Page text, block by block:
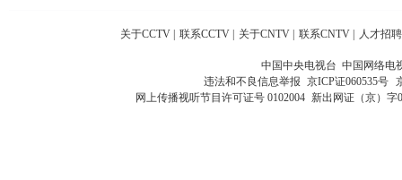
关于CCTV 联系CCTV 关于CNTV 联系CNTV 人才招聘
中国中央电视台 中国网络电
违法和不良信息举报 京ICP证060535号
网上传播视听节目许可证号 0102004 新出网证（京）